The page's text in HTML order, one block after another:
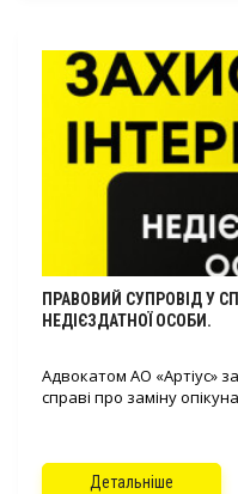
ПРАВОВИЙ СУПРОВІД У
НЕДІЄЗДАТНОЇ ОСОБИ.
Адвокатом АО «Артіус»
справі про заміну
Детальніше